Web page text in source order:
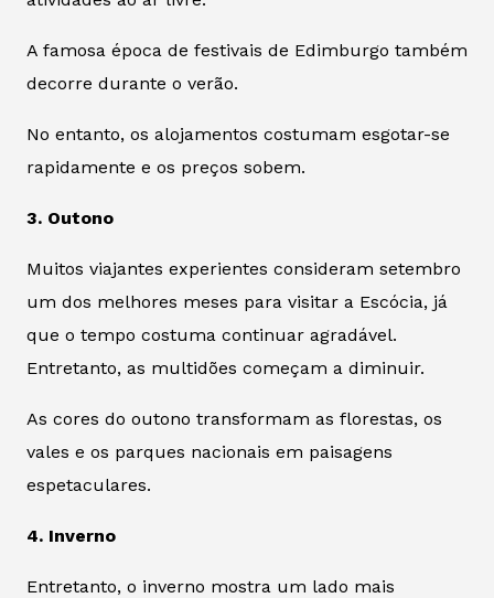
A famosa época de festivais de Edimburgo também
decorre durante o verão.
No entanto, os alojamentos costumam esgotar-se
rapidamente e os preços sobem.
3. Outono
Muitos viajantes experientes consideram setembro
um dos melhores meses para visitar a Escócia, já
que o tempo costuma continuar agradável.
Entretanto, as multidões começam a diminuir.
As cores do outono transformam as florestas, os
vales e os parques nacionais em paisagens
espetaculares.
4. Inverno
Entretanto, o inverno mostra um lado mais